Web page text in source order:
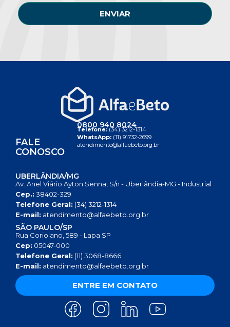
ENVIAR
FALE
CONOSCO
0800 940 8024
Telefone:(34) 3212-1314
WhatsApp: (11) 91732-2699
atendimento@alfaebeto.org.br
UBERLÂNDIA/MG
Av. Anel Viário Ayton Senna, S/n - Uberlândia-MG - Industrial
Cep.: 38402-329
Telefone Geral: (34) 3212-1314
E-mail: atendimento@alfaebeto.org.br
SÃO PAULO/SP
Rua Coriolano, 589 - Lapa SP
Cep: 05047-000
Telefone Geral: (11) 3068-8666
E-mail: atendimento@alfaebeto.org.br
ENTRE EM CONTATO